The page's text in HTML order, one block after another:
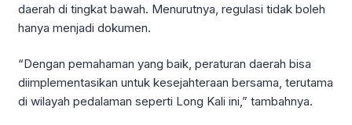
daerah di tingkat bawah. Menurutnya, regulasi tidak boleh
hanya menjadi dokumen.
“Dengan pemahaman yang baik, peraturan daerah bisa
diimplementasikan untuk kesejahteraan bersama, terutama
di wilayah pedalaman seperti Long Kali ini,” tambahnya.